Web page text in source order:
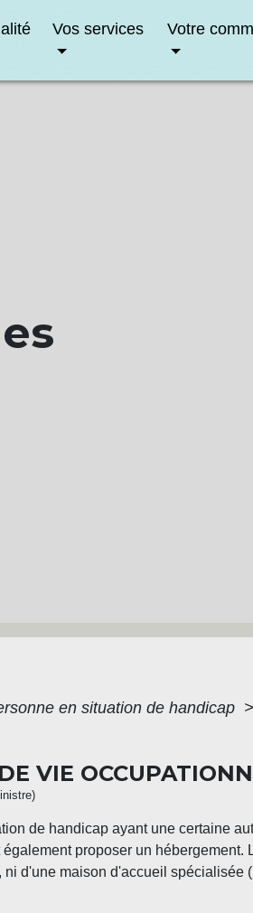
Vos services Votre
en situation de handicap >
VIE
de handicap ayant une certaine
proposer un hébergement.
d'une maison d'accueil spécialisée